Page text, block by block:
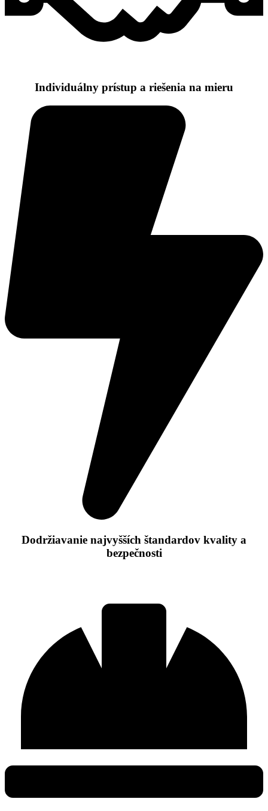
Individuálny prístup a riešenia na mieru
Dodržiavanie najvyšších štandardov kvality a
bezpečnosti